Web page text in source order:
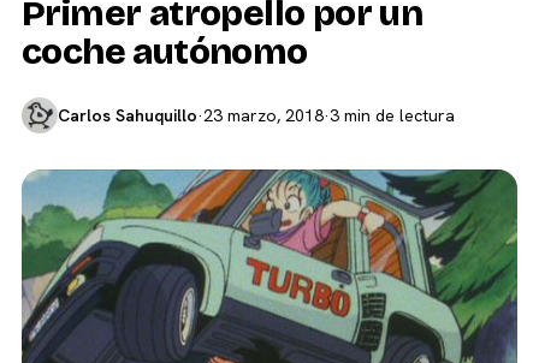
Primer atropello por un
coche autónomo
Carlos Sahuquillo·23 marzo, 2018·3 min de lectura